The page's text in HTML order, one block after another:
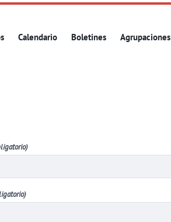
Calendario Boletines Agrupaciones